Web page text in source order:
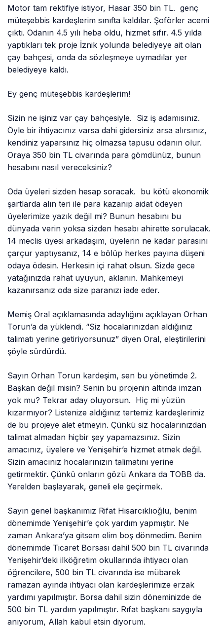
Motor tam rektifiye istiyor, Hasar 350 bin TL. genç
müteşebbis kardeşlerim sınıfta kaldılar. Şoförler acemi
çıktı. Odanın 4.5 yılı heba oldu, hizmet sıfır. 4.5 yılda
yaptıkları tek proje İznik yolunda belediyeye ait olan
çay bahçesi, onda da sözleşmeye uymadılar yer
belediyeye kaldı.
Ey genç müteşebbis kardeşlerim!
Sizin ne işiniz var çay bahçesiyle. Siz iş adamısınız.
Öyle bir ihtiyacınız varsa dahi gidersiniz arsa alırsınız,
kendiniz yaparsınız hiç olmazsa tapusu odanın olur.
Oraya 350 bin TL civarında para gömdünüz, bunun
hesabını nasıl vereceksiniz?
Oda üyeleri sizden hesap soracak. bu kötü ekonomik
şartlarda alın teri ile para kazanıp aidat ödeyen
üyelerimize yazık değil mi? Bunun hesabını bu
dünyada verin yoksa sizden hesabı ahirette sorulacak.
14 meclis üyesi arkadaşım, üyelerin ne kadar parasını
çarçur yaptıysanız, 14 e bölüp herkes payına düşeni
odaya ödesin. Herkesin içi rahat olsun. Sizde gece
yatağınızda rahat uyuyun, aklanın. Mahkemeyi
kazanırsanız oda size paranızı iade eder.
Memiş Oral açıklamasında adaylığını açıklayan Orhan
Torun’a da yüklendi. “Siz hocalarınızdan aldığınız
talimatı yerine getiriyorsunuz” diyen Oral, eleştirilerini
şöyle sürdürdü.
Sayın Orhan Torun kardeşim, sen bu yönetimde 2.
Başkan değil misin? Senin bu projenin altında imzan
yok mu? Tekrar aday oluyorsun. Hiç mi yüzün
kızarmıyor? Listenize aldığınız tertemiz kardeşlerimiz
de bu projeye alet etmeyin. Çünkü siz hocalarınızdan
talimat almadan hiçbir şey yapamazsınız. Sizin
amacınız, üyelere ve Yenişehir’e hizmet etmek değil.
Sizin amacınız hocalarınızın talimatını yerine
getirmektir. Çünkü onların gözü Ankara da TOBB da.
Yerelden başlayarak, geneli ele geçirmek.
Sayın genel başkanımız Rifat Hisarcıklıoğlu, benim
dönemimde Yenişehir’e çok yardım yapmıştır. Ne
zaman Ankara’ya gitsem elim boş dönmedim. Benim
dönemimde Ticaret Borsası dahil 500 bin TL civarında
Yenişehir’deki ilköğretim okullarında ihtiyacı olan
öğrencilere, 500 bin TL civarında ise mübarek
ramazan ayında ihtiyacı olan kardeşlerimize erzak
yardımı yapılmıştır. Borsa dahil sizin döneminizde de
500 bin TL yardım yapılmıştır. Rıfat başkanı saygıyla
anıyorum, Allah kabul etsin diyorum.